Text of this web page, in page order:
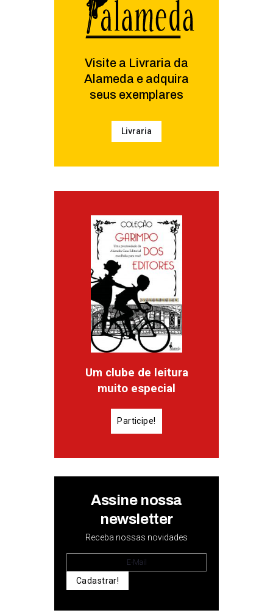
Visite a Livraria da
Alameda e adquira
seus exemplares
Livraria
Um clube de leitura
muito especial
Participe!
Assine nossa
newsletter
Receba nossas novidades
Cadastrar!